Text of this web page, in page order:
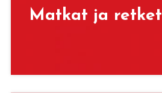
Mat­kat ja ret­ket